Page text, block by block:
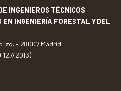
INGENIEROS TÉCNICOS
EN INGENIERÍA FORESTAL Y DEL
Izq. - 28007 Madrid
127/2013)